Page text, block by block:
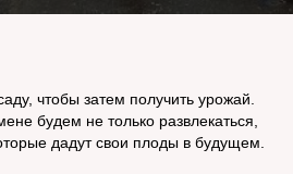
чтобы затем получить урожай.
будем не только развлекаться,
дадут свои плоды в будущем.